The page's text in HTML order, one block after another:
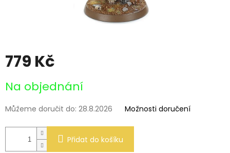
779 Kč
cena:
Na objednání
Můžeme doručit do: 28.8.2026 Možnosti doručení
Přidat do košíku